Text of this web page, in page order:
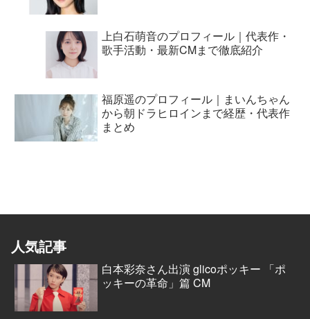
上白石萌音のプロフィール｜代表作・
歌手活動・最新CMまで徹底紹介
福原遥のプロフィール｜まいんちゃん
から朝ドラヒロインまで経歴・代表作
まとめ
人気記事
白本彩奈さん出演 glicoポッキー 「ポ
ッキーの革命」篇 CM